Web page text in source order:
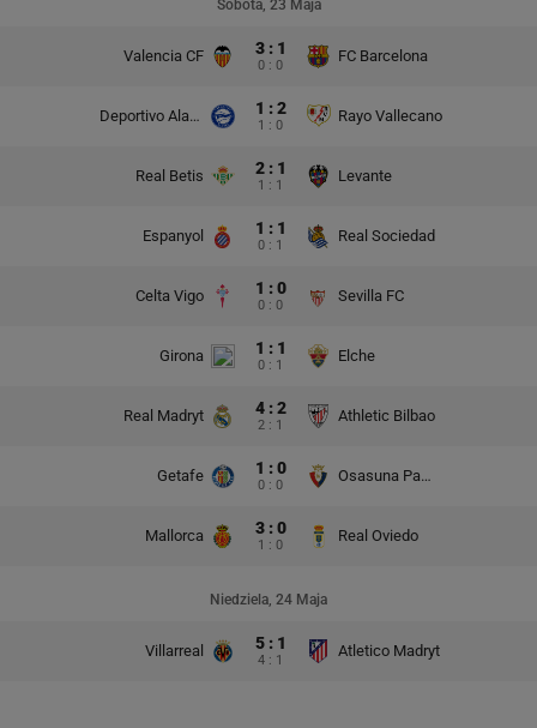
Sobota, 23 Maja
Valencia CF 3 : 1
0 : 0
FC Barcelona
Deportivo Alaves 1 : 2
1 : 0
Rayo Vallecano
Real Betis 2 : 1
1 : 1
Levante
Espanyol 1 : 1
0 : 1
Real Sociedad
Celta Vigo 1 : 0
0 : 0
Sevilla FC
Girona 1 : 1
0 : 1
Elche
Real Madryt 4 : 2
2 : 1
Athletic Bilbao
Getafe 1 : 0
0 : 0
Osasuna Pampeluna
Mallorca 3 : 0
1 : 0
Real Oviedo
Niedziela, 24 Maja
Villarreal 5 : 1
4 : 1
Atletico Madryt